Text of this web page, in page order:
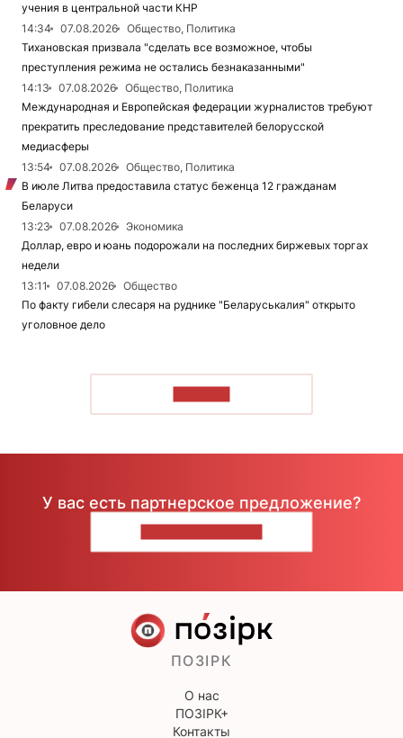
учения в центральной части КНР
14:34
07.08.2026
Общество, Политика
Тихановская призвала "сделать все возможное, чтобы
преступления режима не остались безнаказанными"
14:13
07.08.2026
Общество, Политика
Международная и Европейская федерации журналистов требуют
прекратить преследование представителей белорусской
медиасферы
13:54
07.08.2026
Общество, Политика
В июле Литва предоставила статус беженца 12 гражданам
Беларуси
13:23
07.08.2026
Экономика
Доллар, евро и юань подорожали на последних биржевых торгах
недели
13:11
07.08.2026
Общество
По факту гибели слесаря на руднике "Беларуськалия" открыто
уголовное дело
У вас есть партнерское предложение?
ПОЗІРК
О нас
ПОЗІРК+
Контакты